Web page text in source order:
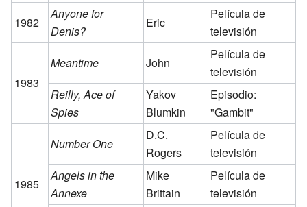
1982
Anyone for
Denis?
Eric
Película de
televisión
1983
Meantime John
Película de
televisión
Reilly, Ace of
Spies
Yakov
Blumkin
Episodio:
"Gambit"
1985
Number One
D.C.
Rogers
Película de
televisión
Angels in the
Annexe
Mike
Brittain
Película de
televisión